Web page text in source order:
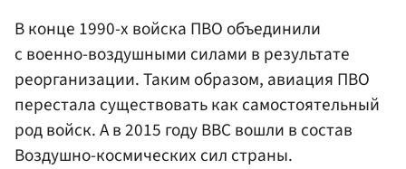
В конце 1990-х войска ПВО объединили
с военно-воздушными силами в результате
реорганизации. Таким образом, авиация ПВО
перестала существовать как самостоятельный
род войск. А в 2015 году ВВС вошли в состав
Воздушно-космических сил страны.